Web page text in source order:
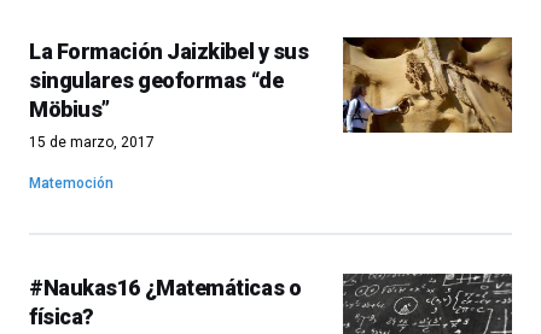
La Formación Jaizkibel y sus
singulares geoformas “de
Möbius”
15 de marzo, 2017
Matemoción
#Naukas16 ¿Matemáticas o
física?